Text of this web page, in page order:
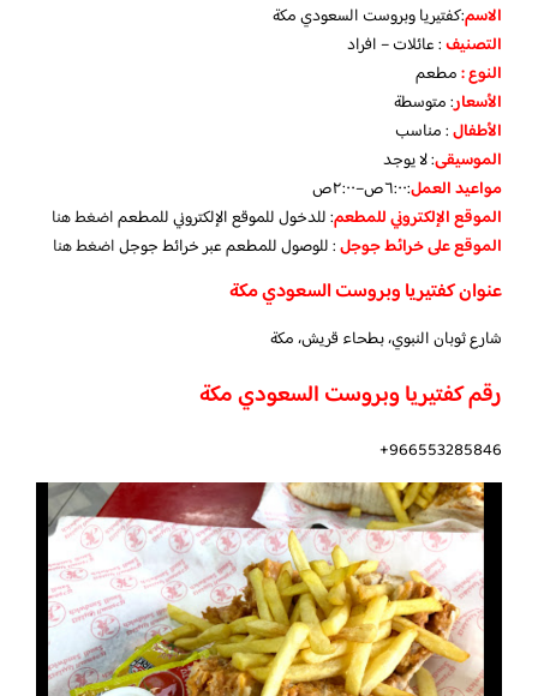
الاسم:كفتيريا وبروست السعودي مكة
التصنيف: عائلات – افراد
النوع :مطعم
الأسعار:متوسطة
الأطفال:مناسب
الموسيقى:لا يوجد
مواعيد العمل:٦:٠٠ص–٢:٠٠ص
الموقع الإلكتروني للمطعم: للدخول للموقع الإلكتروني للمطعماضغط هنا
الموقع على خرائط جوجل: للوصول للمطعم عبر خرائط جوجلاضغط هنا
عنوان كفتيريا وبروست السعودي مكة
شارع ثوبان النبوي، بطحاء قريش، مكة
رقم كفتيريا وبروست السعودي مكة
966553285846+